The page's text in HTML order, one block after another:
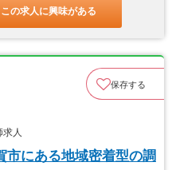
この求人に興味がある
保存する
人
市にある地域密着型の調